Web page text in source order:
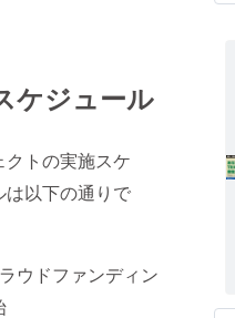
ケジュール
クトの実施スケ
は以下の通りで
ウドファンディン